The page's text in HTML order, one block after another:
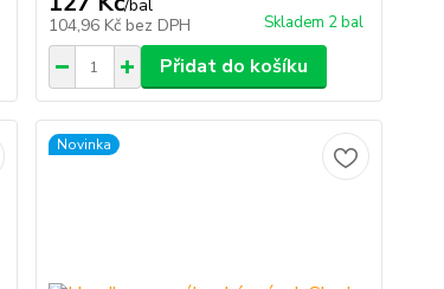
/bal
104,96 Kč bez DPH Skladem 2 bal
Přidat do košíku
Novinka